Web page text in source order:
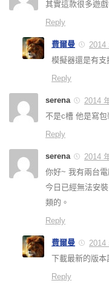
其實這款很多遊
Reply
費爾曼
2014
模擬器還是有
Reply
serena
2014
不是c槽 他是寫
Reply
serena
2014
你好~ 我有兩台
今日已經無法安
類的。
Reply
費爾曼
2014
下載最新的版本
Reply